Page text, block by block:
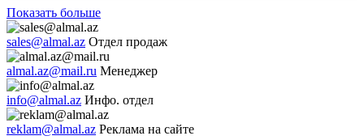
Показать больше
sales@almal.az Отдел продаж
almal.az@mail.ru Менеджер
info@almal.az Инфо. отдел
reklam@almal.az Реклама на сайте